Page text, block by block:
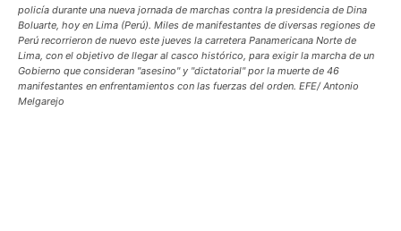
policía durante una nueva jornada de marchas contra la presidencia de Dina
Boluarte, hoy en Lima (Perú). Miles de manifestantes de diversas regiones de
Perú recorrieron de nuevo este jueves la carretera Panamericana Norte de
Lima, con el objetivo de llegar al casco histórico, para exigir la marcha de un
Gobierno que consideran "asesino" y "dictatorial" por la muerte de 46
manifestantes en enfrentamientos con las fuerzas del orden. EFE/ Antonio
Melgarejo